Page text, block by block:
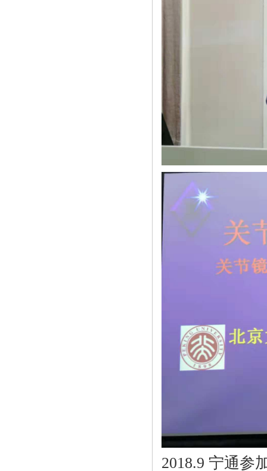
2018.9 宁通参